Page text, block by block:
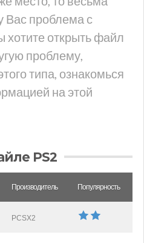
Вас проблема с
открыть файл
проблему,
типа, ознакомься
на этой
PS2
Производитель Популярность
PCSX2